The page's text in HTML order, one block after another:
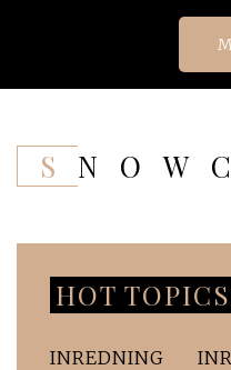
HOT TOPICS
INREDNING